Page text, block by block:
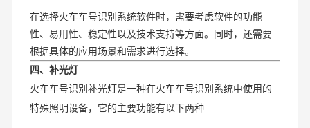
在选择火车车号识别系统软件时，需要考虑软件的功能
性、易用性、稳定性以及技术支持等方面。同时，还需要
根据具体的应用场景和需求进行选择。
四、补光灯
火车车号识别补光灯是一种在火车车号识别系统中使用的
特殊照明设备，它的主要功能有以下两种